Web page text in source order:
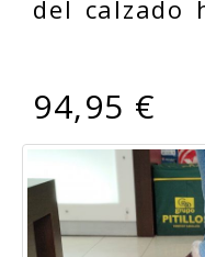
del calzado
94,95 €